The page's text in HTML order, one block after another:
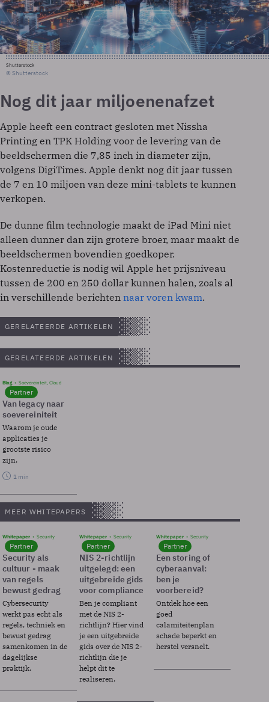
Shutterstock
© Shutterstock
Nog dit jaar miljoenenafzet
Apple heeft een contract gesloten met Nissha
Printing en TPK Holding voor de levering van de
beeldschermen die 7,85 inch in diameter zijn,
volgens DigiTimes. Apple denkt nog dit jaar tussen
de 7 en 10 miljoen van deze mini-tablets te kunnen
verkopen.
De dunne film technologie maakt de iPad Mini niet
alleen dunner dan zijn grotere broer, maar maakt de
beeldschermen bovendien goedkoper.
Kostenreductie is nodig wil Apple het prijsniveau
tussen de 200 en 250 dollar kunnen halen, zoals al
in verschillende berichten naar voren kwam.
GERELATEERDE ARTIKELEN
GERELATEERDE ARTIKELEN
Blog Soevereinteit, Cloud
Partner
Van legacy naar
soevereiniteit
Waarom je oude
applicaties je
grootste risico
zijn.
1 min
MEER WHITEPAPERS
Whitepaper Security
Partner
Security als
cultuur - maak
van regels
bewust gedrag
Cybersecurity
werkt pas echt als
regels, techniek en
bewust gedrag
samenkomen in de
dagelijkse
praktijk.
Whitepaper Security
Partner
NIS 2-richtlijn
uitgelegd: een
uitgebreide gids
voor compliance
Ben je compliant
met de NIS 2-
richtlijn? Hier vind
je een uitgebreide
gids over de NIS 2-
richtlijn die je
helpt dit te
realiseren.
Whitepaper Security
Partner
Een storing of
cyberaanval:
ben je
voorbereid?
Ontdek hoe een
goed
calamiteitenplan
schade beperkt en
herstel versnelt.